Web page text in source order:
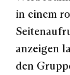
in einem
anzeigen
den